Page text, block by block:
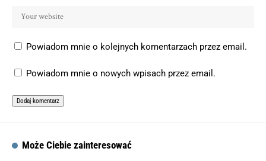
Powiadom mnie o kolejnych komentarzach przez email.
Powiadom mnie o nowych wpisach przez email.
Może Ciebie zainteresować